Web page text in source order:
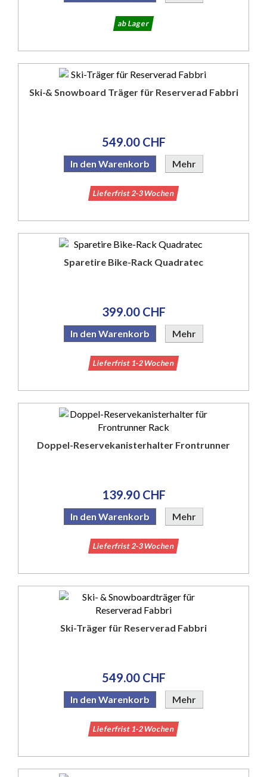
ab Lager
Ski-& Snowboard Träger für Reserverad Fabbri
549.00 CHF
In den Warenkorb Mehr
Lieferfrist 2-3 Wochen
Sparetire Bike-Rack Quadratec
399.00 CHF
In den Warenkorb Mehr
Lieferfrist 1-2 Wochen
Doppel-Reservekanisterhalter Frontrunner
139.90 CHF
In den Warenkorb Mehr
Lieferfrist 2-3 Wochen
Ski-Träger für Reserverad Fabbri
549.00 CHF
In den Warenkorb Mehr
Lieferfrist 1-2 Wochen